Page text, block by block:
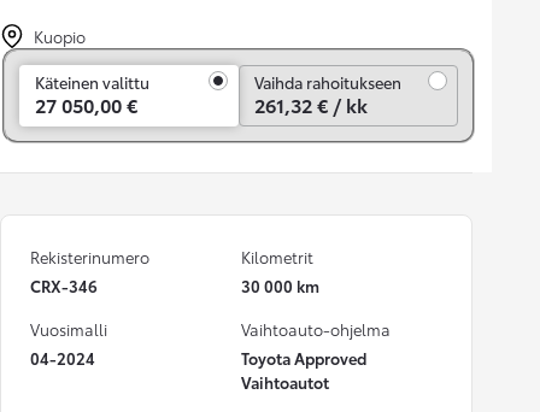
Kuopio
Käteinen valittu
27 050,00 €
Vaihda rahoitukseen
261,32 € / kk
Rekisterinumero
CRX-346
Kilometrit
30 000 km
Vuosimalli
04-2024
Vaihtoauto-ohjelma
Toyota Approved
Vaihtoautot